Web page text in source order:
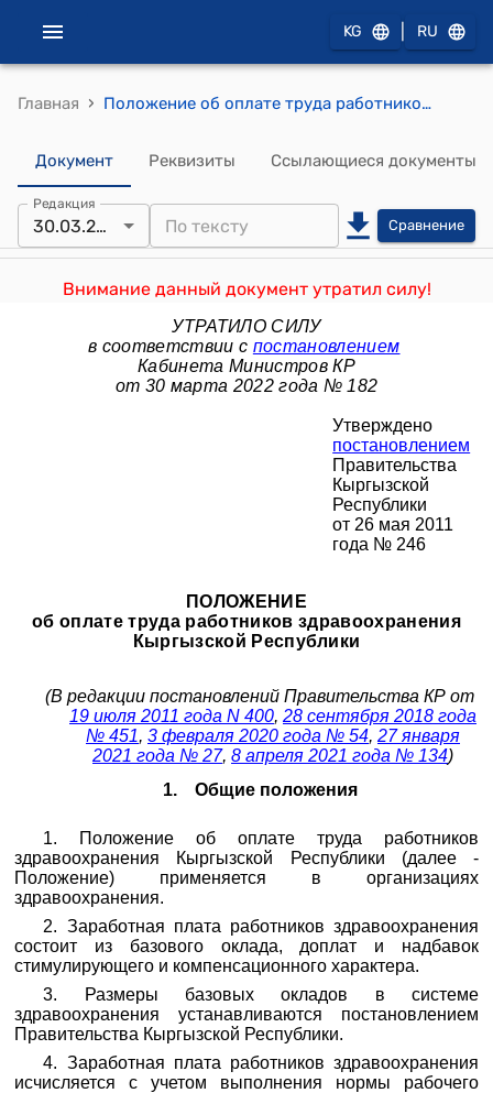
KG RU
Главная › Положение об оплате труда работников здравоохранения Кыргызской Республики (утверждено постановлением Правительства Кыргызской Республики от 26 мая 2011 года № 246)
Документ Реквизиты Ссылающиеся документы
Редакция
30.03.2022 Сравнение
Внимание данный документ утратил силу!